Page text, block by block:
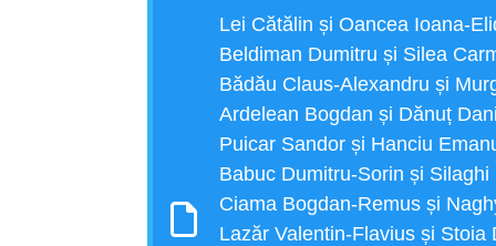
Lei Cătălin și Oancea Ioana-
Beldiman Dumitru și Silea
Bădău Claus-Alexandru și
Ardelean Bogdan și Dănuț
Puicar Sandor și Hanciu
Babuc Dumitru-Sorin și
Ciama Bogdan-Remus și
Lazăr Valentin-Flavius și Stoia